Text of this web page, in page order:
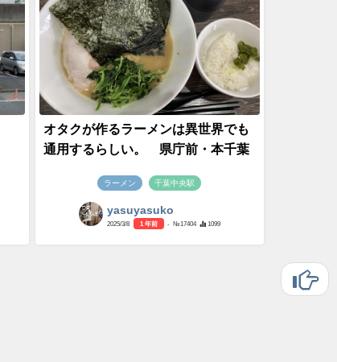
オタクが作るラーメンは異世界でも
通用するらしい。 県庁前・本千葉
ラーメン 千葉中央駅
yasuyasuko
2025/3/8 1 年前 - №17404 1099